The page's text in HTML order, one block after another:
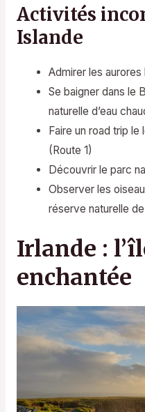
Activités
Islande
Admirer les
Se baigner dans le
naturelle d’eau
Faire un road trip le
(Route 1)
Découvrir le parc
Observer les
réserve naturelle
Irlande :
enchantée